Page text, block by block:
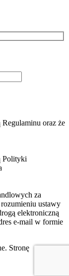
Regulaminu oraz że
Polityki
za
ustawy
elektroniczną
e-mail w formie
Stronę